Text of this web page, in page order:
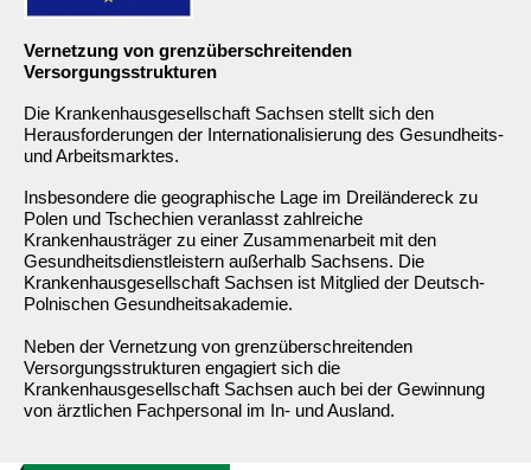
Vernetzung von grenzüberschreitenden
Versorgungsstrukturen
Die Krankenhausgesellschaft Sachsen stellt sich den
Herausforderungen der Internationalisierung des Gesundheits-
und Arbeitsmarktes.
Insbesondere die geographische Lage im Dreiländereck zu
Polen und Tschechien veranlasst zahlreiche
Krankenhausträger zu einer Zusammenarbeit mit den
Gesundheitsdienstleistern außerhalb Sachsens. Die
Krankenhausgesellschaft Sachsen ist Mitglied der Deutsch-
Polnischen Gesundheitsakademie.
Neben der Vernetzung von grenzüberschreitenden
Versorgungsstrukturen engagiert sich die
Krankenhausgesellschaft Sachsen auch bei der Gewinnung
von ärztlichen Fachpersonal im In- und Ausland.